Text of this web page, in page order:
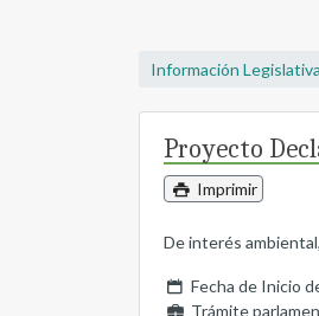
Información Legislativa
Proyecto
Imprimir
De interés
Fecha de Inicio
Trámite